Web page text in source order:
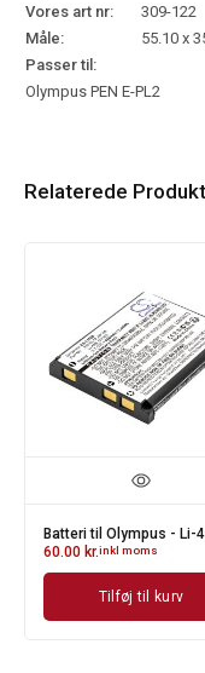
Vores art nr:
309-122
Måle:
55.10 x
Passer til:
Olympus PEN E-PL2
Relaterede
Batteri til Olympus - Li-
60.00 kr.inkl moms
Tilføj til kurv